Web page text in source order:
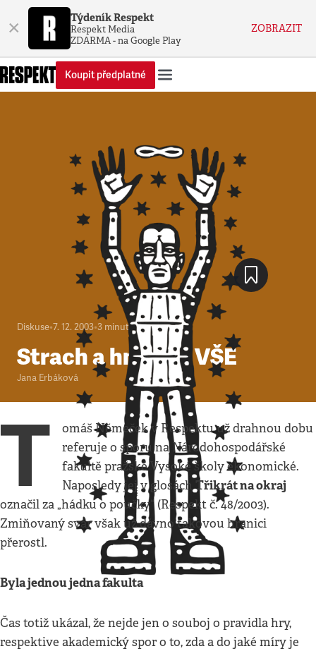
× Týdeník Respekt
Respekt Media
ZDARMA - na Google Play
ZOBRAZIT
Koupit předplatné
Diskuse•7. 12. 2003•3 minuty
Strach a hnus na VŠE
Jana Erbáková
T
omáš Němeček v Respektu už drahnou dobu
referuje o sporu na Národohospodářské
fakultě pražské Vysoké školy ekonomické.
Naposledy jej v glosáchTřikrát na okraj
označil za „hádku o poučky“ (Respekt č. 48/2003).
Zmiňovaný svár však už dávno takovou hranici
přerostl.
Byla jednou jedna fakulta
Čas totiž ukázal, že nejde jen o souboj o pravidla hry,
respektive akademický spor o to, zda a do jaké míry je